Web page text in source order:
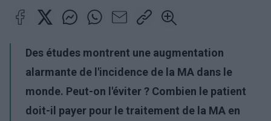
Des études montrent une augmentation
alarmante de l'incidence de la MA dans le
monde. Peut-on l'éviter ? Combien le patient
doit-il payer pour le traitement de la MA en